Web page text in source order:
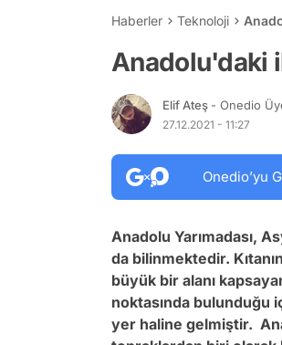
Haberler Teknoloji
Anadolu'daki
Elif Ateş - Onedio
27.12.2021 - 11:27
Onedio’yu
Anadolu Yarımadası,
da bilinmektedir.
büyük bir alanı
noktasında
yer haline gelmiştir.